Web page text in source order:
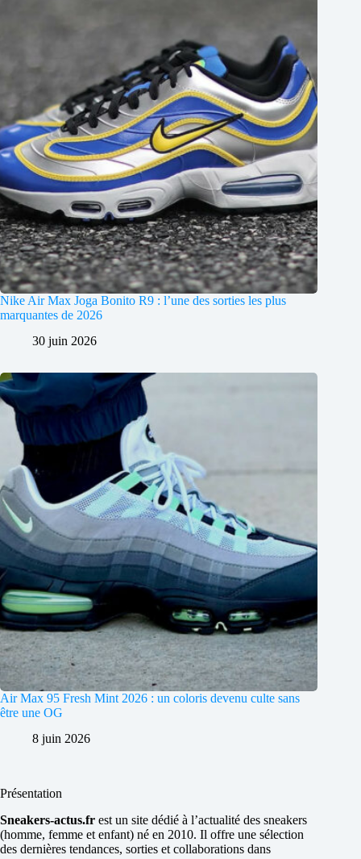
Nike Air Max Joga Bonito R9 : l’une des sorties les plus
marquantes de 2026
30 juin 2026
Air Max 95 Fresh Mint 2026 : un coloris devenu culte sans
être une OG
8 juin 2026
Présentation
Sneakers-actus.fr est un site dédié à l’actualité des sneakers
(homme, femme et enfant) né en 2010. Il offre une sélection
des dernières tendances, sorties et collaborations dans